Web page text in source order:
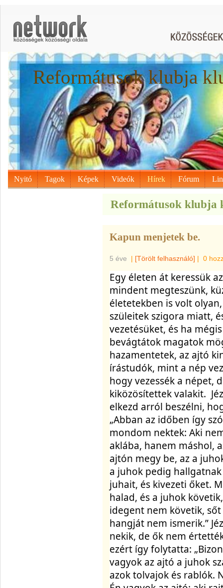
Reformátusok klubja
Nyitó Tagok Képek Videók Hírek Fórum
Reformátusok klubja
Kapun menjetek be.
5 éve | [Törölt felhasználó] | 0
Egy életen át keressük
mindent megteszünk,
életetekben is volt
szüleitek szigora miatt,
vezetésüket, és ha
bevágtátok magatok
hazamentetek, az ajtó
írástudók, mint a nép
hogy vezessék a népet,
kiközösítettek valakit.
elkezd arról beszélni,
„Abban az időben így
mondom nektek: Aki
aklába, hanem máshol,
ajtón megy be, az a
a juhok pedig
juhait, és kivezeti őket.
halad, és a juhok
idegent nem követik,
hangját nem ismerik.”
nekik, de ők nem
ezért így folytatta:
vagyok az ajtó a juhok
azok tolvajok és rablók.